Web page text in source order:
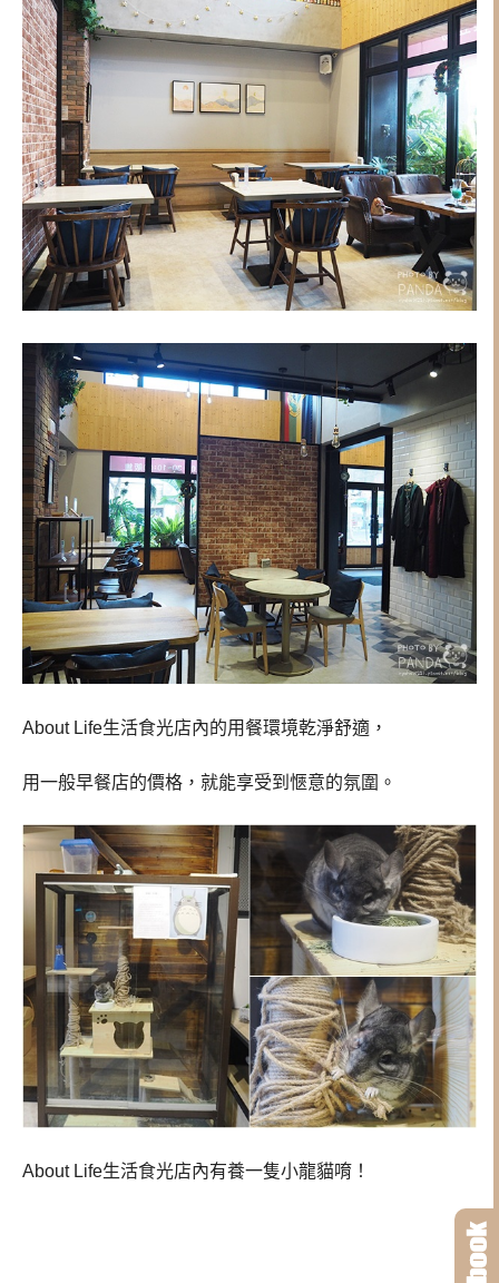
About Life生活食光店內的用餐環境乾淨舒適，
用一般早餐店的價格，就能享受到愜意的氛圍。
About Life生活食光店內有養一隻小龍貓唷！